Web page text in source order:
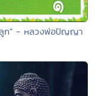
ลูก" - หลวงพ่อปัญญา